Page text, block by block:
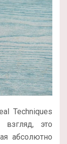
Techniques
это
абсолютно